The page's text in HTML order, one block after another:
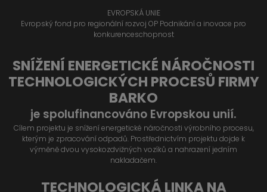
EVROPSKÁ UNIE
Evropský fond pro regionální rozvoj OP Podnikání a inovace pro
konkurenceschopnost
SNÍŽENÍ ENERGETICKÉ NÁROČNOSTI
TECHNOLOGICKÝCH PROCESŮ FIRMY
BARKO
je spolufinancováno Evropskou unií.
Cílem projektu je snížení energetické náročnosti výrobního procesu,
kterým je zpracování odpadů. Prostřednictvím projektu dojde k
výměně dvou vysokozdvižných vozíků a nahrazení jedním
nakladačem.
TECHNOLOGICKÁ LINKA NA